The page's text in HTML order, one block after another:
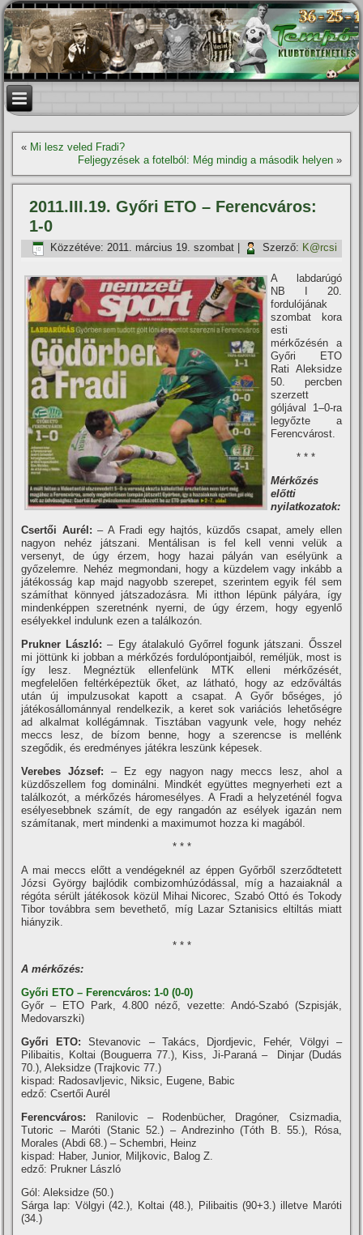
« Mi lesz veled Fradi?
Feljegyzések a fotelból: Még mindig a második helyen»
2011.III.19. Győri ETO – Ferencváros:
1-0
Közzétéve: 2011. március 19. szombat Szerző: K@rcsi
A labdarúgó
NB I 20.
fordulójának
szombat kora
esti
mérkőzésén a
Győri ETO
Rati Aleksidze
50. percben
szerzett
góljával 1–0-ra
legyőzte a
Ferencvárost.
* * *
Mérkőzés
előtti
nyilatkozatok:
Csertői Aurél: – A Fradi egy hajtós, küzdős csapat, amely ellen
nagyon nehéz játszani. Mentálisan is fel kell venni velük a
versenyt, de úgy érzem, hogy hazai pályán van esélyünk a
győzelemre. Nehéz megmondani, hogy a küzdelem vagy inkább a
játékosság kap majd nagyobb szerepet, szerintem egyik fél sem
számí­that könnyed játszadozásra. Mi itthon lépünk pályára, í­gy
mindenképpen szeretnénk nyerni, de úgy érzem, hogy egyenlő
esélyekkel indulunk ezen a találkozón.
Prukner László: – Egy átalakuló Győrrel fogunk játszani. Ősszel
mi jöttünk ki jobban a mérkőzés fordulópontjaiból, reméljük, most is
í­gy lesz. Megnéztük ellenfelünk MTK elleni mérkőzését,
megfelelően feltérképeztük őket, az látható, hogy az edzőváltás
után új impulzusokat kapott a csapat. A Győr bőséges, jó
játékosállománnyal rendelkezik, a keret sok variációs lehetőségre
ad alkalmat kollégámnak. Tisztában vagyunk vele, hogy nehéz
meccs lesz, de bí­zom benne, hogy a szerencse is mellénk
szegődik, és eredményes játékra leszünk képesek.
Verebes József: – Ez egy nagyon nagy meccs lesz, ahol a
küzdőszellem fog dominálni. Mindkét együttes megnyerheti ezt a
találkozót, a mérkőzés háromesélyes. A Fradi a helyzeténél fogva
esélyesebbnek számí­t, de egy rangadón az esélyek igazán nem
számí­tanak, mert mindenki a maximumot hozza ki magából.
* * *
A mai meccs előtt a vendégeknél az éppen Győrből szerződtetett
Józsi György bajlódik combizomhúzódással, mí­g a hazaiaknál a
régóta sérült játékosok közül Mihai Nicorec, Szabó Ottó és Tokody
Tibor továbbra sem bevethető, mí­g Lazar Sztanisics eltiltás miatt
hiányzik.
* * *
A mérkőzés:
Győri ETO – Ferencváros: 1-0 (0-0)
Győr – ETO Park, 4.800 néző, vezette: Andó-Szabó (Szpisják,
Medovarszki)
Győri ETO: Stevanovic – Takács, Djordjevic, Fehér, Völgyi –
Pilibaitis, Koltai (Bouguerra 77.), Kiss, Ji-Paraná – Dinjar (Dudás
70.), Aleksidze (Trajkovic 77.)
kispad: Radosavljevic, Niksic, Eugene, Babic
edző: Csertői Aurél
Ferencváros: Ranilovic – Rodenbücher, Dragóner, Csizmadia,
Tutoric – Maróti (Stanic 52.) – Andrezinho (Tóth B. 55.), Rósa,
Morales (Abdi 68.) – Schembri, Heinz
kispad: Haber, Junior, Miljkovic, Balog Z.
edző: Prukner László
Gól: Aleksidze (50.)
Sárga lap: Völgyi (42.), Koltai (48.), Pilibaitis (90+3.) illetve Maróti
(34.)